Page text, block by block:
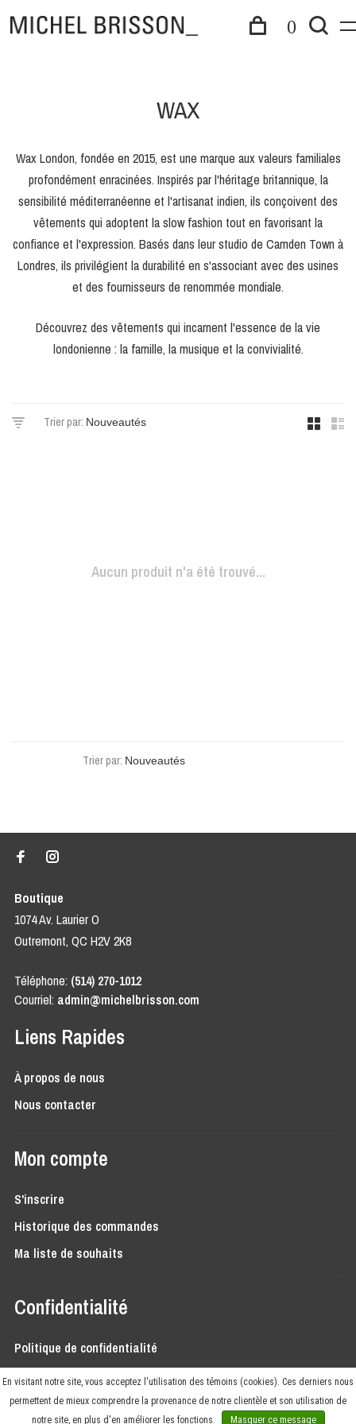
0
WAX
Wax London, fondée en 2015, est une marque aux valeurs familiales
profondément enracinées. Inspirés par l'héritage britannique, la
sensibilité méditerranéenne et l'artisanat indien, ils conçoivent des
vêtements qui adoptent la slow fashion tout en favorisant la
confiance et l'expression. Basés dans leur studio de Camden Town à
Londres, ils privilégient la durabilité en s'associant avec des usines
et des fournisseurs de renommée mondiale.
Découvrez des vêtements qui incarnent l'essence de la vie
londonienne : la famille, la musique et la convivialité.
Trier par:
Aucun produit n'a été trouvé...
Trier par:
En visitant notre site, vous acceptez l'utilisation des témoins (cookies). Ces derniers nous
permettent de mieux comprendre la provenance de notre clientèle et son utilisation de
notre site, en plus d'en améliorer les fonctions.
Masquer ce message
Boutique
1074 Av. Laurier O
Outremont, QC H2V 2K8
Téléphone: (514) 270-1012
Courriel: admin@michelbrisson.com
Liens Rapides
À propos de nous
Nous contacter
Mon compte
S'inscrire
Historique des commandes
Ma liste de souhaits
Confidentialité
Politique de confidentialité
Conditions générales